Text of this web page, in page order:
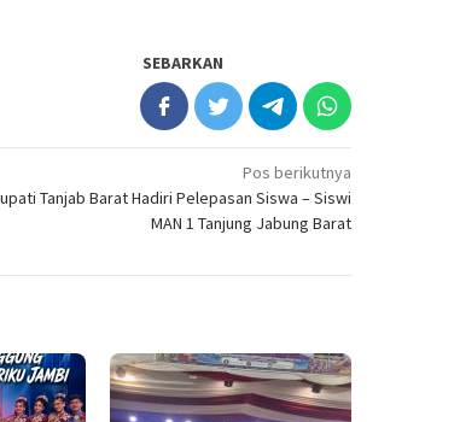
SEBARKAN
Pos berikutnya
Tanjab Barat Hadiri Pelepasan Siswa – Siswi
MAN 1 Tanjung Jabung Barat